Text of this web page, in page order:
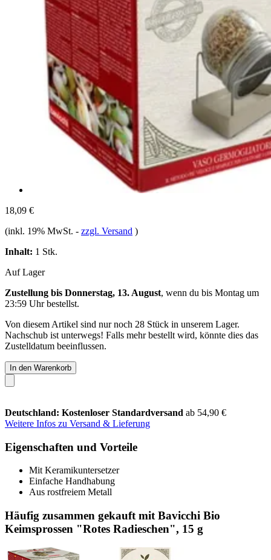
18,09 €
(inkl. 19% MwSt. - zzgl. Versand )
Inhalt: 1 Stk.
Auf Lager
Zustellung bis Donnerstag, 13. August, wenn du bis Montag um
23:59 Uhrbestellst.
Von diesem Artikel sind nur noch 28 Stück in unserem Lager.
Nachschub ist unterwegs! Falls mehr bestellt wird, könnte dies das
Zustelldatum beeinflussen.
In den Warenkorb
Deutschland: Kostenloser Standardversand ab 54,90 €
Weitere Infos zu Versand & Lieferung
Eigenschaften und Vorteile
Mit Keramikuntersetzer
Einfache Handhabung
Aus rostfreiem Metall
Häufig zusammen gekauft mit Bavicchi Bio
Keimsprossen "Rotes Radieschen", 15 g